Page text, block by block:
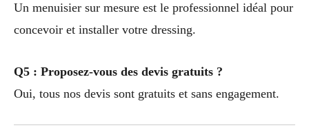
Un menuisier sur mesure est le professionnel idéal pour
concevoir et installer votre dressing.
Q5 : Proposez-vous des devis gratuits ?
Oui, tous nos devis sont gratuits et sans engagement.